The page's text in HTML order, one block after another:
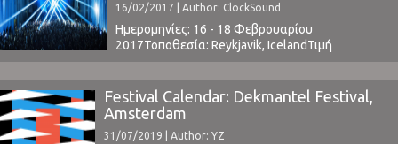
λίγο παραπάνω μελωδικότητα η οποία
προσφέρεται ...
16/02/2017 | Author: ClockSound
Ημερομηνίες: 16 - 18 Φεβρουαρίου
2017Τοποθεσία: Reykjavik, IcelandΤιμή
Εισιτηρίου: € 165Χωρητικότητα: -
www.sonarreykjavik.com Το Line Up
περιλαμβάνει:THURSDAY, FEBRUARY 16 Ben
Klock FM Belfast Tommy Genesis Glowie GKR
Frímann Terrordisco Moff & Tarkin SiGRÚN
Festival Calendar: Dekmantel Festival,
Amsterdam
31/07/2019 | Author: YZ